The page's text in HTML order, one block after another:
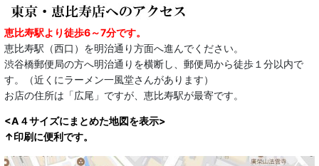
恵比寿駅より徒歩6～7分です。
恵比寿駅（西口）を明治通り方面へ進んでください。
渋谷橋郵便局の方へ明治通りを横断し、郵便局から徒歩１分以内で
す。（近くにラーメン一風堂さんがあります）
お店の住所は「広尾」ですが、恵比寿駅が最寄です。
<A４サイズにまとめた地図を表示>
↑印刷に便利です。